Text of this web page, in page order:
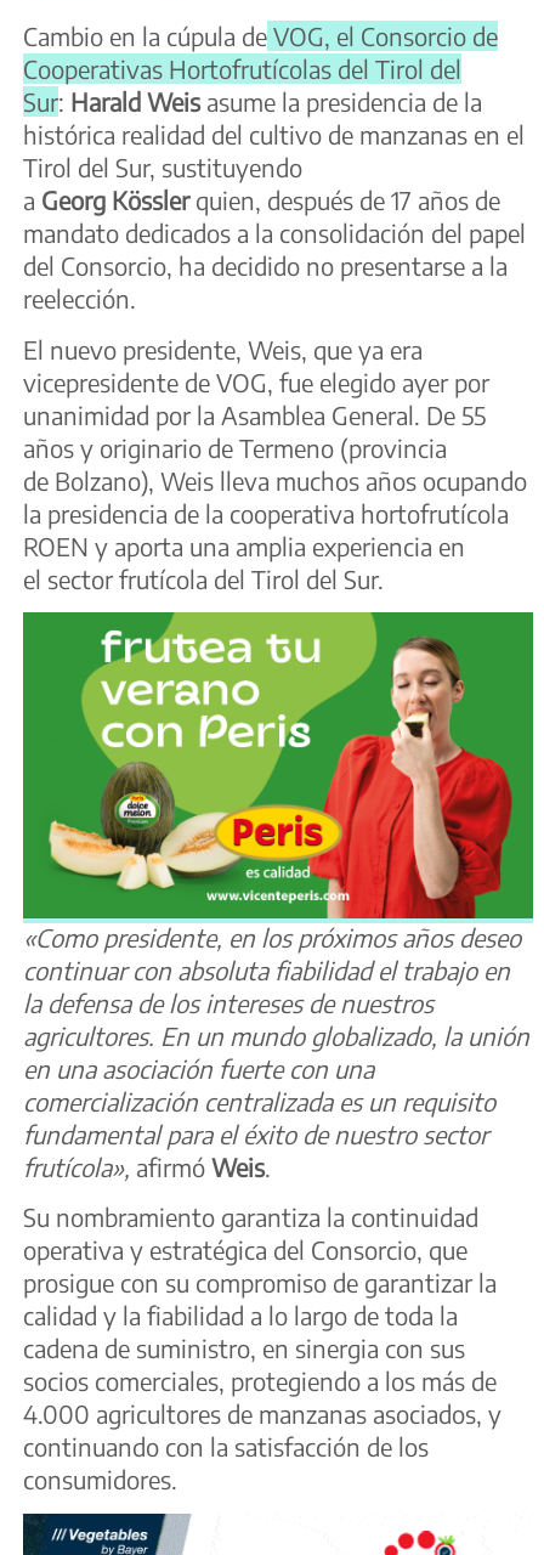
Cambio en la cúpula de VOG, el Consorcio de
Cooperativas Hortofrutícolas del Tirol del
Sur: Harald Weisasume la presidencia de la
histórica realidad del cultivo de manzanas en el
Tirol del Sur, sustituyendo
a Georg Kössler quien, después de 17 años de
mandato dedicados a la consolidación del papel
del Consorcio, ha decidido no presentarse a la
reelección.
El nuevo presidente, Weis, que ya era
vicepresidente de VOG, fue elegido ayer por
unanimidad por la Asamblea General. De 55
años y originario de Termeno (provincia
de Bolzano), Weis lleva muchos años ocupando
la presidencia de la cooperativa hortofrutícola
ROEN y aporta una amplia experiencia en
el sector frutícola del Tirol del Sur.
«Como presidente, en los próximos años deseo
continuar con absoluta fiabilidad el trabajo en
la defensa de los intereses de nuestros
agricultores. En un mundo globalizado, la unión
en una asociación fuerte con una
comercialización centralizada es un requisito
fundamental para el éxito de nuestro sector
frutícola», afirmó Weis.
Su nombramiento garantiza la continuidad
operativa y estratégica del Consorcio, que
prosigue con su compromiso de garantizar la
calidad y la fiabilidad a lo largo de toda la
cadena de suministro, en sinergia con sus
socios comerciales, protegiendo a los más de
4.000 agricultores de manzanas asociados, y
continuando con la satisfacción de los
consumidores.